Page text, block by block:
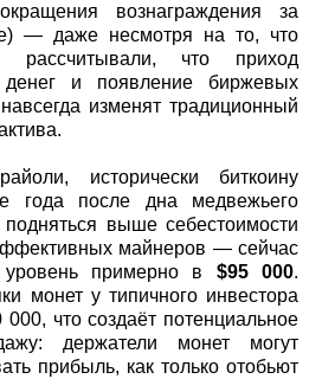
вознаграждения за
— даже несмотря на то, что
рассчитывали, что приход
денег и появление биржевых
изменят традиционный
исторически биткоину
года после дна медвежьего
выше себестоимости
майнеров — сейчас
уровень примерно в $95 000.
монет у типичного инвестора
000, что создаёт потенциальное
держатели монет могут
прибыль, как только отобьют